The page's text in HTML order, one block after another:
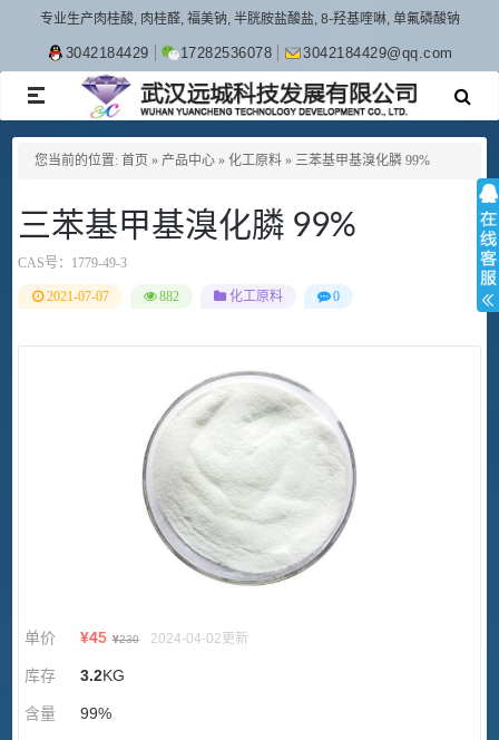
专业生产肉桂酸, 肉桂醛, 福美钠, 半胱胺盐酸盐, 8-羟基喹啉, 单氟磷酸钠
3042184429 17282536078 3042184429@qq.com
TOGGLE
NAVIGATION
您当前的位置: 首页 » 产品中心 » 化工原料 » 三苯基甲基溴化膦 99%
三苯基甲基溴化膦 99%
CAS号： 1779-49-3
2021-07-07 882 化工原料 0
单价 ¥45 ¥230 2024-04-02更新
库存 3.2KG
含量 99%